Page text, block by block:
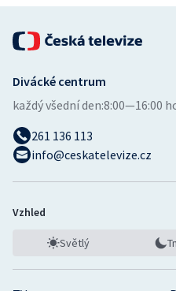
Divácké centrum
každý všední den:8:00—16:00
261 136 113
info@ceskatelevize.cz
Vzhled
Světlý